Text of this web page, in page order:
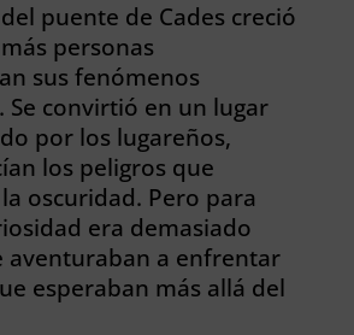
puente de Cades creció
personas
sus fenómenos
Se convirtió en un lugar
por los lugareños,
los peligros que
oscuridad. Pero para
era demasiado
aventuraban a enfrentar
esperaban más allá del